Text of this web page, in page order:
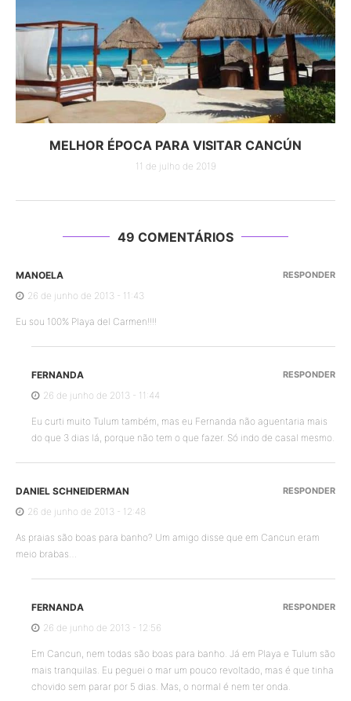
MELHOR ÉPOCA PARA VISITAR CANCÚN
11 de julho de 2019
49 COMENTÁRIOS
MANOELA
26 de junho de 2013 - 11:43
Eu sou 100% Playa del Carmen!!!!
RESPONDER
FERNANDA
26 de junho de 2013 - 11:44
Eu curti muito Tulum também, mas eu Fernanda não aguentaria mais
do que 3 dias lá, porque não tem o que fazer. Só indo de casal mesmo.
RESPONDER
DANIEL SCHNEIDERMAN
26 de junho de 2013 - 12:48
As praias são boas para banho? Um amigo disse que em Cancun eram
meio brabas…
RESPONDER
FERNANDA
26 de junho de 2013 - 12:56
Em Cancun, nem todas são boas para banho. Já em Playa e Tulum são
mais tranquilas. Eu peguei o mar um pouco revoltado, mas é que tinha
chovido sem parar por 5 dias. Mas, o normal é nem ter onda.
RESPONDER